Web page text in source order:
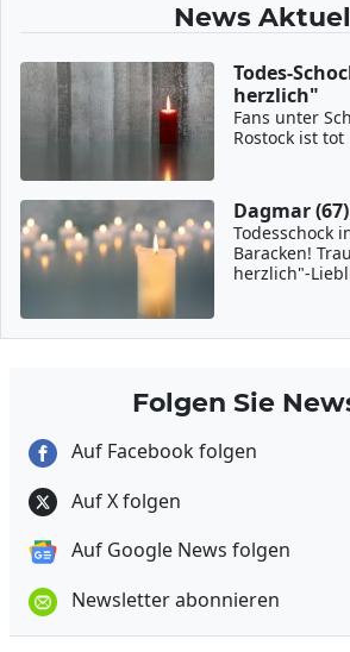
News
Todes-
herzlich"
Fans unter
Rostock ist tot
Dagmar
Todesschock
Baracken!
herzlich"-
Folgen Sie
Auf Facebook folgen
Auf X folgen
Auf Google News folgen
Newsletter abonnieren